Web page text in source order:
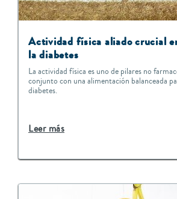
Actividad física aliado crucial
la diabetes
La actividad física es uno de pilares no
conjunto con una alimentación balanceada
diabetes.
Leer más